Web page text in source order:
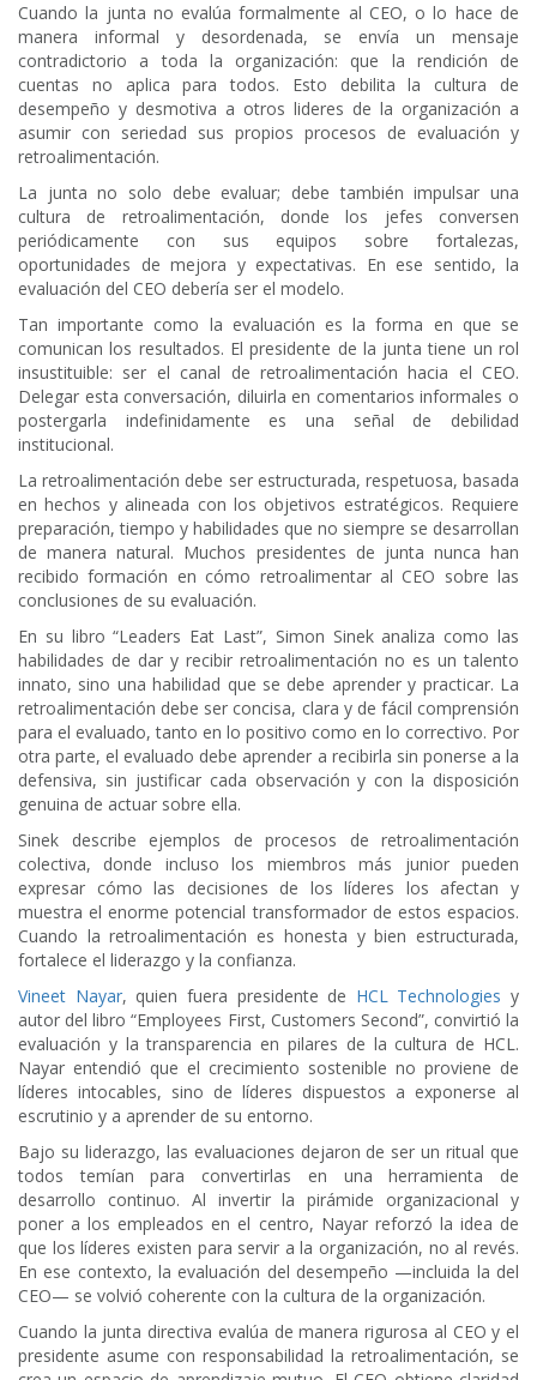
Cuando la junta no evalúa formalmente al CEO, o lo hace de
manera informal y desordenada, se envía un mensaje
contradictorio a toda la organización: que la rendición de
cuentas no aplica para todos. Esto debilita la cultura de
desempeño y desmotiva a otros lideres de la organización a
asumir con seriedad sus propios procesos de evaluación y
retroalimentación.
La junta no solo debe evaluar; debe también impulsar una
cultura de retroalimentación, donde los jefes conversen
periódicamente con sus equipos sobre fortalezas,
oportunidades de mejora y expectativas. En ese sentido, la
evaluación del CEO debería ser el modelo.
Tan importante como la evaluación es la forma en que se
comunican los resultados. El presidente de la junta tiene un rol
insustituible: ser el canal de retroalimentación hacia el CEO.
Delegar esta conversación, diluirla en comentarios informales o
postergarla indefinidamente es una señal de debilidad
institucional.
La retroalimentación debe ser estructurada, respetuosa, basada
en hechos y alineada con los objetivos estratégicos. Requiere
preparación, tiempo y habilidades que no siempre se desarrollan
de manera natural. Muchos presidentes de junta nunca han
recibido formación en cómo retroalimentar al CEO sobre las
conclusiones de su evaluación.
En su libro “Leaders Eat Last”, Simon Sinek analiza como las
habilidades de dar y recibir retroalimentación no es un talento
innato, sino una habilidad que se debe aprender y practicar. La
retroalimentación debe ser concisa, clara y de fácil comprensión
para el evaluado, tanto en lo positivo como en lo correctivo. Por
otra parte, el evaluado debe aprender a recibirla sin ponerse a la
defensiva, sin justificar cada observación y con la disposición
genuina de actuar sobre ella.
Sinek describe ejemplos de procesos de retroalimentación
colectiva, donde incluso los miembros más junior pueden
expresar cómo las decisiones de los líderes los afectan y
muestra el enorme potencial transformador de estos espacios.
Cuando la retroalimentación es honesta y bien estructurada,
fortalece el liderazgo y la confianza.
Vineet Nayar, quien fuera presidente de HCL Technologies y
autor del libro “Employees First, Customers Second”, convirtió la
evaluación y la transparencia en pilares de la cultura de HCL.
Nayar entendió que el crecimiento sostenible no proviene de
líderes intocables, sino de líderes dispuestos a exponerse al
escrutinio y a aprender de su entorno.
Bajo su liderazgo, las evaluaciones dejaron de ser un ritual que
todos temían para convertirlas en una herramienta de
desarrollo continuo. Al invertir la pirámide organizacional y
poner a los empleados en el centro, Nayar reforzó la idea de
que los líderes existen para servir a la organización, no al revés.
En ese contexto, la evaluación del desempeño —incluida la del
CEO— se volvió coherente con la cultura de la organización.
Cuando la junta directiva evalúa de manera rigurosa al CEO y el
presidente asume con responsabilidad la retroalimentación, se